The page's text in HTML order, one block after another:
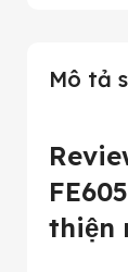
Mô tả
thiện